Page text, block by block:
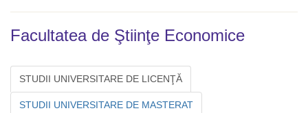
Facultatea de Ştiinţe Economice
STUDII UNIVERSITARE DE LICENŢĂ
STUDII UNIVERSITARE DE MASTERAT